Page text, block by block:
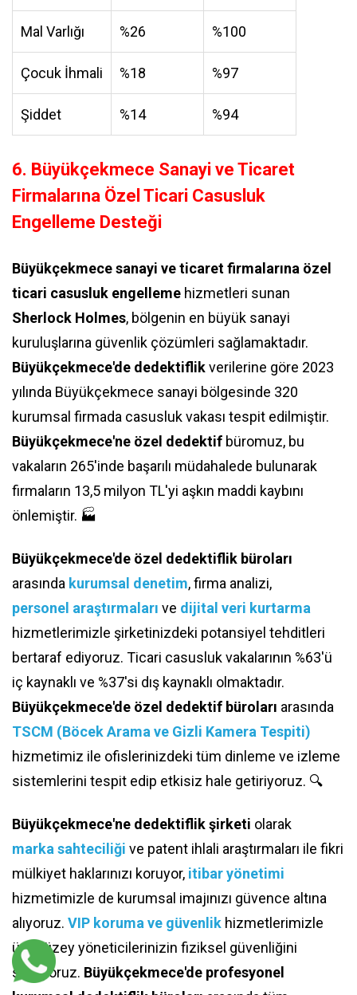
Mal Varlığı %26 %100
Çocuk İhmali %18 %97
Şiddet %14 %94
6. Büyükçekmece Sanayi ve Ticaret
Firmalarına Özel Ticari Casusluk
Engelleme Desteği
Büyükçekmece sanayi ve ticaret firmalarına özel
ticari casusluk engelleme hizmetleri sunan
Sherlock Holmes, bölgenin en büyük sanayi
kuruluşlarına güvenlik çözümleri sağlamaktadır.
Büyükçekmece'de dedektiflikverilerine göre 2023
yılında Büyükçekmece sanayi bölgesinde 320
kurumsal firmada casusluk vakası tespit edilmiştir.
Büyükçekmece'ne özel dedektif büromuz, bu
vakaların 265'inde başarılı müdahalede bulunarak
firmaların 13,5 milyon TL'yi aşkın maddi kaybını
önlemiştir. 🏭
Büyükçekmece'de özel dedektiflik büroları
arasında kurumsal denetim, firma analizi,
personel araştırmaları ve dijital veri kurtarma
hizmetlerimizle şirketinizdeki potansiyel tehditleri
bertaraf ediyoruz. Ticari casusluk vakalarının %63'ü
iç kaynaklı ve %37'si dış kaynaklı olmaktadır.
Büyükçekmece'de özel dedektif büroları arasında
TSCM (Böcek Arama ve Gizli Kamera Tespiti)
hizmetimiz ile ofislerinizdeki tüm dinleme ve izleme
sistemlerini tespit edip etkisiz hale getiriyoruz. 🔍
Büyükçekmece'ne dedektiflik şirketi olarak
marka sahteciliği ve patent ihlali araştırmaları ile fikri
mülkiyet haklarınızı koruyor, itibar yönetimi
hizmetimizle de kurumsal imajınızı güvence altına
alıyoruz. VIP koruma ve güvenlik hizmetlerimizle
üst düzey yöneticilerinizin fiziksel güvenliğini
sağlıyoruz. Büyükçekmece'de profesyonel